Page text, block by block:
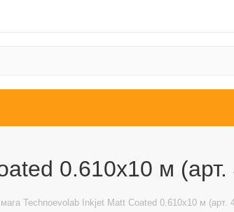
0.610х10 м
Technoevolab Inkjet Matt Coated 0.610х10 м (арт.